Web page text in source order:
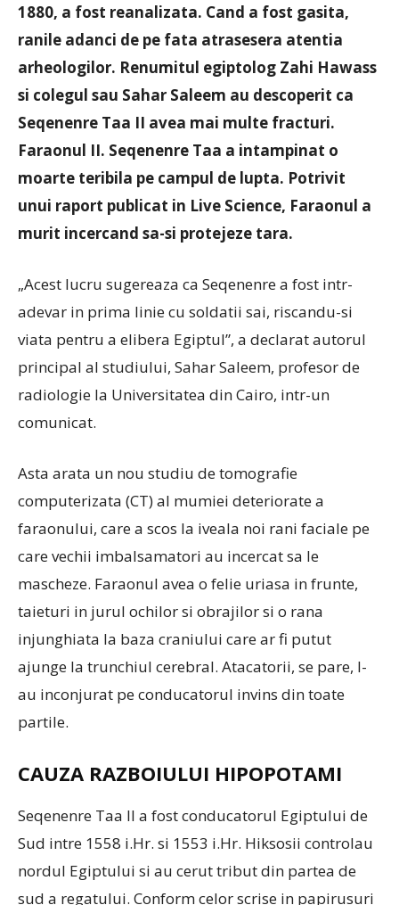
1880, a fost reanalizata. Cand a fost gasita,
ranile adanci de pe fata atrasesera atentia
arheologilor. Renumitul egiptolog Zahi Hawass
si colegul sau Sahar Saleem au descoperit ca
Seqenenre Taa II avea mai multe fracturi.
Faraonul II. Seqenenre Taa a intampinat o
moarte teribila pe campul de lupta. Potrivit
unui raport publicat in Live Science, Faraonul a
murit incercand sa-si protejeze tara.
„Acest lucru sugereaza ca Seqenenre a fost intr-
adevar in prima linie cu soldatii sai, riscandu-si
viata pentru a elibera Egiptul”, a declarat autorul
principal al studiului, Sahar Saleem, profesor de
radiologie la Universitatea din Cairo, intr-un
comunicat.
Asta arata un nou studiu de tomografie
computerizata (CT) al mumiei deteriorate a
faraonului, care a scos la iveala noi rani faciale pe
care vechii imbalsamatori au incercat sa le
mascheze. Faraonul avea o felie uriasa in frunte,
taieturi in jurul ochilor si obrajilor si o rana
injunghiata la baza craniului care ar fi putut
ajunge la trunchiul cerebral. Atacatorii, se pare, l-
au inconjurat pe conducatorul invins din toate
partile.
CAUZA RAZBOIULUI HIPOPOTAMI
Seqenenre Taa II a fost conducatorul Egiptului de
Sud intre 1558 i.Hr. si 1553 i.Hr. Hiksosii controlau
nordul Egiptului si au cerut tribut din partea de
sud a regatului. Conform celor scrise in papirusuri